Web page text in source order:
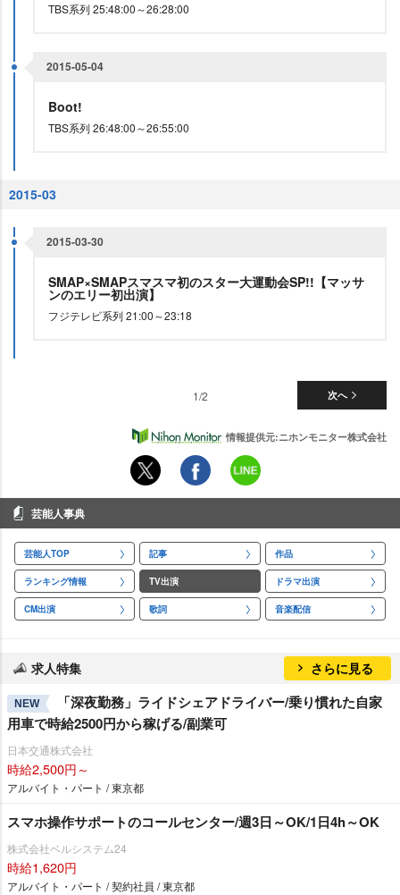
TBS系列 25:48:00～26:28:00
2015-05-04
Boot!
TBS系列 26:48:00～26:55:00
2015-03
2015-03-30
SMAP×SMAPスマスマ初のスター大運動会SP!!【マッサ
ンのエリー初出演】
フジテレビ系列 21:00～23:18
次へ
1/2
情報提供元:ニホンモニター株式会社
芸能人事典
芸能人TOP 記事 作品
ランキング情報 TV出演 ドラマ出演
CM出演 歌詞 音楽配信
求人特集 さらに見る
NEW
「深夜勤務」ライドシェアドライバー/乗り慣れた自家
用車で時給2500円から稼げる/副業可
日本交通株式会社
時給2,500円～
アルバイト・パート / 東京都
スマホ操作サポートのコールセンター/週3日～OK/1日4h～OK
株式会社ベルシステム24
時給1,620円
アルバイト・パート / 契約社員 / 東京都